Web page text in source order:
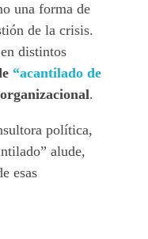
una forma de
de la crisis.
distintos
“acantilado de
.
política,
alude,
esas